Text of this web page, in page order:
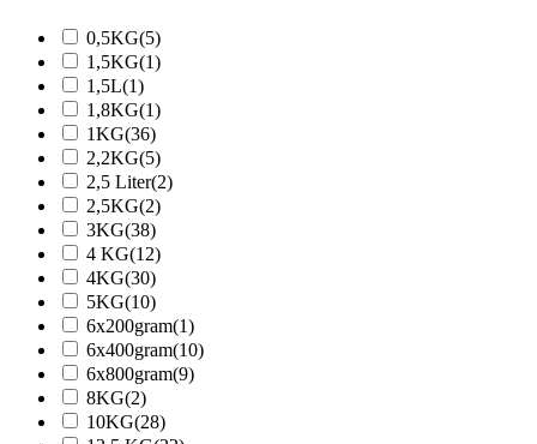
0,5KG(5)
1,5KG(1)
1,5L(1)
1,8KG(1)
1KG(36)
2,2KG(5)
2,5 Liter(2)
2,5KG(2)
3KG(38)
4 KG(12)
4KG(30)
5KG(10)
6x200gram(1)
6x400gram(10)
6x800gram(9)
8KG(2)
10KG(28)